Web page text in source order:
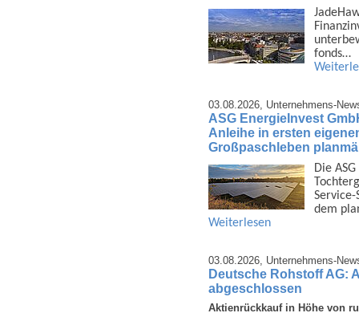
fonds…
03.08.2026, Unternehmens-
ASG EnergieInvest
Anleihe in ersten
Großpaschleben
Die
Service-
dem
Weiterlesen
03.08.2026, Unternehmens-
Deutsche Rohstoff AG:
abgeschlossen
Aktienrückkauf in Höhe von